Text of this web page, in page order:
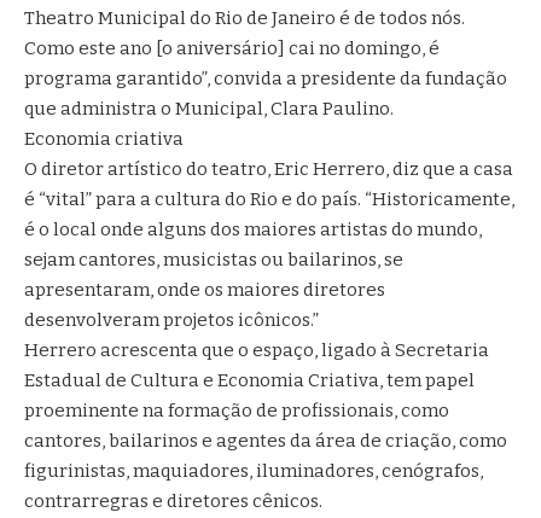
Theatro Municipal do Rio de Janeiro é de todos nós.
Como este ano [o aniversário] cai no domingo, é
programa garantido”, convida a presidente da fundação
que administra o Municipal, Clara Paulino.
Economia criativa
O diretor artístico do teatro, Eric Herrero, diz que a casa
é “vital” para a cultura do Rio e do país. “Historicamente,
é o local onde alguns dos maiores artistas do mundo,
sejam cantores, musicistas ou bailarinos, se
apresentaram, onde os maiores diretores
desenvolveram projetos icônicos.”
Herrero acrescenta que o espaço, ligado à Secretaria
Estadual de Cultura e Economia Criativa, tem papel
proeminente na formação de profissionais, como
cantores, bailarinos e agentes da área de criação, como
figurinistas, maquiadores, iluminadores, cenógrafos,
contrarregras e diretores cênicos.